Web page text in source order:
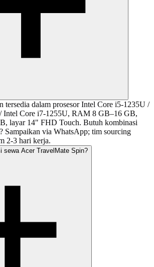
tersedia dalam prosesor Intel Core i5-1235U /
Intel Core i7-1255U, RAM 8 GB–16 GB,
layar 14" FHD Touch. Butuh kombinasi
Sampaikan via WhatsApp; tim sourcing
2-3 hari kerja.
sewa Acer TravelMate Spin?